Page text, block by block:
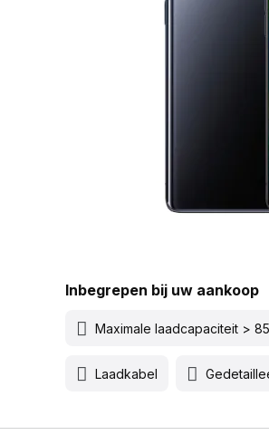
Inbegrepen bij uw aankoop
Maximale laadcapaciteit >
Laadkabel